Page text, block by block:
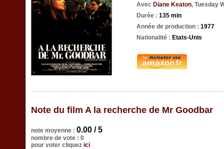
Avec Diane Keaton, Tuesday
Durée : 135 min
Année de production : 1977
Nationalité : Etats-Unis
Note du film A la recherche de Mr Goodbar
note moyenne : 0.00 / 5
nombre de vote : 0
pour voter cliquez ici